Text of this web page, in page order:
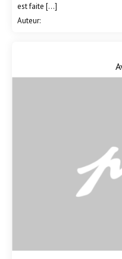
est faite […]
Auteur: